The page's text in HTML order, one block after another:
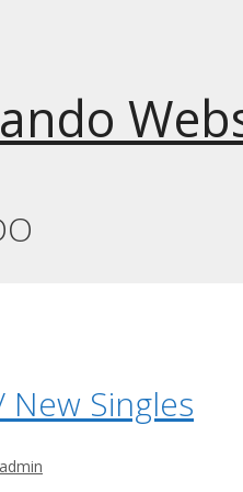
New Singles
admin